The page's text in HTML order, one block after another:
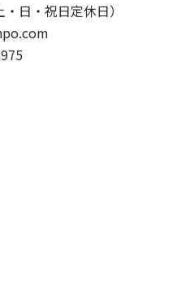
日・祝日定休日）